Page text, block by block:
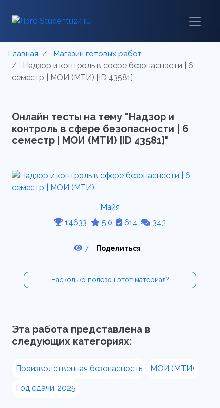
Главная
Магазин готовых работ
Надзор и контроль в сфере безопасности | 6
семестр | МОИ (МТИ) [ID 43581]
Онлайн тесты на тему "Надзор и
контроль в сфере безопасности | 6
семестр | МОИ (МТИ) [ID 43581]"
Майя
14633
5.0 614 343
7 Поделиться
Насколько полезен этот материал?
Эта работа представлена в
следующих категориях:
Производственная безопасность МОИ (МТИ)
Год сдачи: 2025